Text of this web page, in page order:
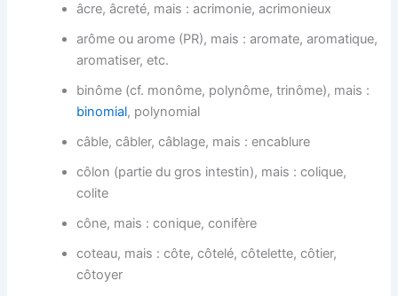
âcre, âcreté, mais : acrimonie, acrimonieux
arôme ou arome (PR), mais : aromate, aromatique,
aromatiser, etc.
binôme (cf. monôme, polynôme, trinôme), mais :
binomial, polynomial
câble, câbler, câblage, mais : encablure
côlon (partie du gros intestin), mais : colique,
colite
cône, mais : conique, conifère
coteau, mais : côte, côtelé, côtelette, côtier,
côtoyer